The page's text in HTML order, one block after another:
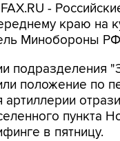
-
краю на
Минобороны
подразделения
положение по
пункта
в пятницу.